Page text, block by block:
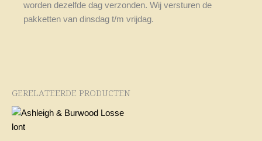
worden dezelfde dag verzonden. Wij versturen de
pakketten van dinsdag t/m vrijdag.
GERELATEERDE PRODUCTEN
Price
Dit
product